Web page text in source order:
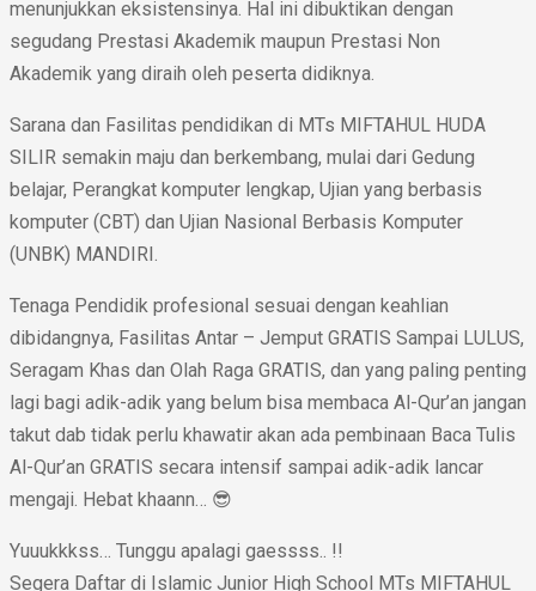
menunjukkan eksistensinya. Hal ini dibuktikan dengan
segudang Prestasi Akademik maupun Prestasi Non
Akademik yang diraih oleh peserta didiknya.
Sarana dan Fasilitas pendidikan di MTs MIFTAHUL HUDA
SILIR semakin maju dan berkembang, mulai dari Gedung
belajar, Perangkat komputer lengkap, Ujian yang berbasis
komputer (CBT) dan Ujian Nasional Berbasis Komputer
(UNBK) MANDIRI.
Tenaga Pendidik profesional sesuai dengan keahlian
dibidangnya, Fasilitas Antar – Jemput GRATIS Sampai LULUS,
Seragam Khas dan Olah Raga GRATIS, dan yang paling penting
lagi bagi adik-adik yang belum bisa membaca Al-Qur’an jangan
takut dab tidak perlu khawatir akan ada pembinaan Baca Tulis
Al-Qur’an GRATIS secara intensif sampai adik-adik lancar
mengaji. Hebat khaann… 😎
Yuuukkkss… Tunggu apalagi gaessss.. !!
Segera Daftar di Islamic Junior High School MTs MIFTAHUL